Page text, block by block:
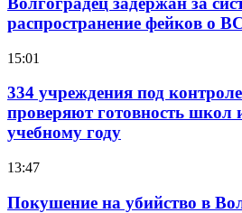
распространение фейков о
15:01
334 учреждения под
проверяют готовность школ
учебному году
13:47
Покушение на убийство в